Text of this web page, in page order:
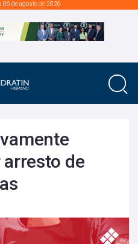
06 de agosto de 2026
de